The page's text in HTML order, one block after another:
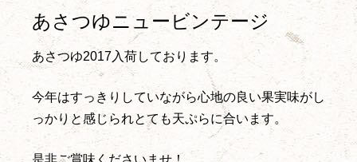
あさつゆニュービンテージ
あさつゆ2017入荷しております。
今年はすっきりしていながら心地の良い果実味がし
っかりと感じられとても天ぷらに合います。
是非ご賞味くださいませ！